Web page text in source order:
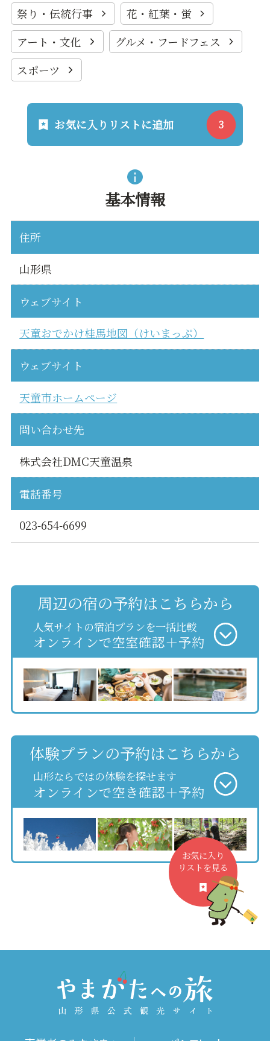
祭り・伝統行事
花・紅葉・蛍
アート・文化
グルメ・フードフェス
スポーツ
お気に入りリストに追加
基本情報
住所
山形県
ウェブサイト
天童おでかけ桂馬地図（けいまっぷ）
ウェブサイト
天童市ホームページ
問い合わせ先
株式会社DMC天童温泉
電話番号
023-654-6699
周辺の宿の予約はこちらから
人気サイトの宿泊プランを一括比較
オンラインで空室確認＋予約
体験プランの予約はこちらから
山形ならではの体験を探せます
オンラインで空き確認＋予約
お気に入り
リストを見る